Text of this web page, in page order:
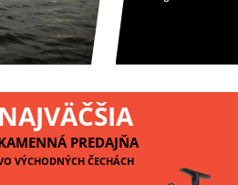
NAJVÄČŠIA
PREDAJŇA
VÝCHODNÝCH ČECHÁCH